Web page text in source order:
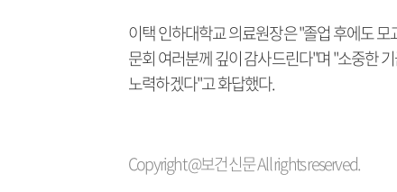
이택 인하대학교 의료원장은 "졸업 후에도
문회 여러분께 깊이 감사드린다"며 "소중한
노력하겠다"고 화답했다.
Copyright @보건신문 All rights reserved.